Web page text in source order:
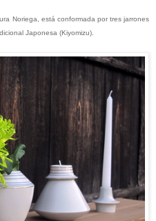
Noriega, está conformada por tres jarrones
Japonesa (Kiyomizu).